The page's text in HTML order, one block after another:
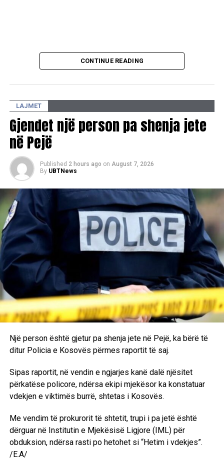
CONTINUE READING
LAJMET
Gjendet një person pa shenja jete
në Pejë
Published 2 hours ago on August 7, 2026
By UBTNews
Një person është gjetur pa shenja jete në Pejë, ka bërë të
ditur Policia e Kosovës përmes raportit të saj.
Sipas raportit, në vendin e ngjarjes kanë dalë njësitet
përkatëse policore, ndërsa ekipi mjekësor ka konstatuar
vdekjen e viktimës burrë, shtetas i Kosovës.
Me vendim të prokurorit të shtetit, trupi i pa jetë është
dërguar në Institutin e Mjekësisë Ligjore (IML) për
obduksion, ndërsa rasti po hetohet si “Hetim i vdekjes”.
/E.A/